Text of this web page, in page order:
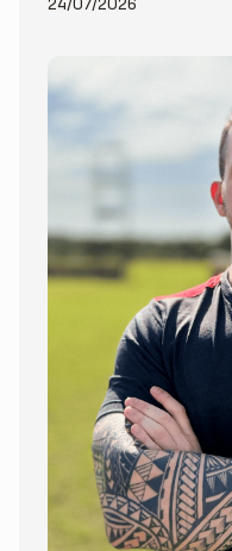
24/07/2026